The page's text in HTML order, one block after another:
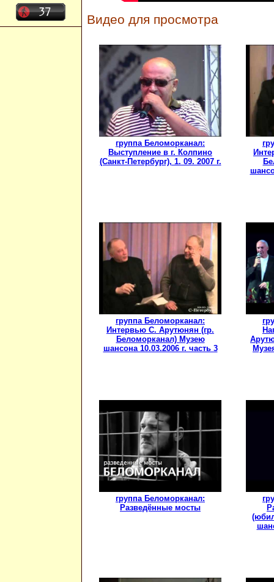
Видео для просмотра
группа Беломорканал:
Выступление в г. Колпино
(Санкт-Петербург), 1. 09. 2007 г.
группа Беломорканал:
Интервью С. Арутюнян (гр.
Беломорканал) Музею
шансона 10.03.2006 г. часть 3
группа Беломорканал:
Разведённые мосты